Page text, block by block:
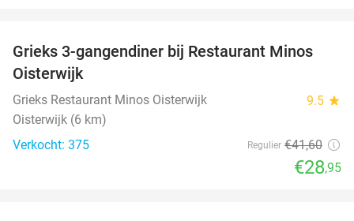
30%
Grieks 3-gangendiner bij Restaurant Minos
Oisterwijk
Grieks Restaurant Minos Oisterwijk 9.5 star
Oisterwijk (6 km)
Verkocht: 375
Regulier €41,60
€28,95